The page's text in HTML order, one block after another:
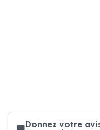
Donnez votre